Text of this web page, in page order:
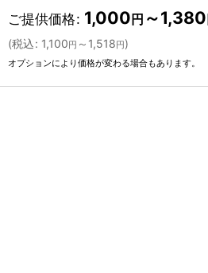
ご提供価格: 1,000 円 ～1,380
(税込: 1,100円 ～1,518円)
オプションにより価格が変わる場合もあります。